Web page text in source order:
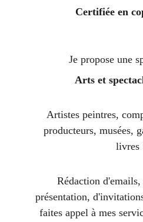
Certifiée en
Je propose une
Arts et
Artistes peintres,
producteurs, musées,
livres
Rédaction d'emails,
présentation,
faites appel à mes